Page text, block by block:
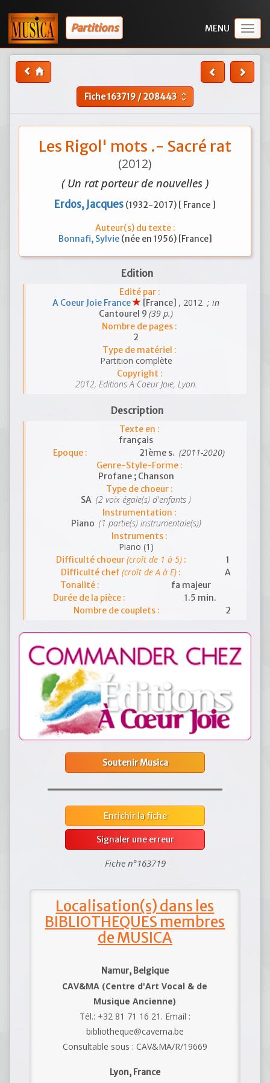
Partitions
Fiche163719/208443 unfold_more
Les Rigol' mots .- Sacré rat
(2012)
( Un rat porteur de nouvelles )
Erdos, Jacques (1932-2017) [ France ]
Auteur(s) du texte :
Bonnafi, Sylvie (née en 1956) [France]
Edition
Edité par :
A Coeur Joie France
[France] , 2012 ; in
Cantourel 9 (39 p.)
Nombre de pages :
2
Type de matériel :
Partition complète
Copyright :
2012, Editions A Coeur Joie, Lyon.
Description
Texte en :
français
Epoque :
21ème s. (2011-2020)
Genre-Style-Forme :
Profane ; Chanson
Type de choeur :
SA (2 voix égale(s) d'enfants )
Instrumentation :
Piano (1 partie(s) instrumentale(s))
Instruments :
Piano (1)
Difficulté choeur(croît de 1 à 5):
1
Difficulté chef(croît de A à E) :
A
Tonalité :
fa majeur
Durée de la pièce :
1.5 min.
Nombre de couplets :
2
Soutenir Musica
Enrichir la fiche
Signaler une erreur
Fiche n°163719
Localisation(s) dans les
BIBLIOTHEQUES membres
de MUSICA
Namur, Belgique
CAV&MA (Centre d'Art Vocal & de
Musique Ancienne)
Tél.: +32 81 71 16 21. Email :
bibliotheque@cavema.be
Consultable sous : CAV&MA/R/19669
Lyon, France